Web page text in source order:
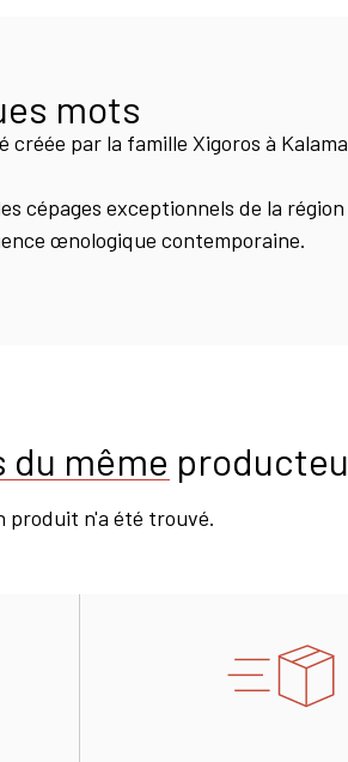
mots
créée par la famille Xigoros à
cépages exceptionnels de la
œnologique contemporaine.
du même
produit n'a été trouvé.